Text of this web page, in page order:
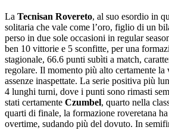
La Tecnisan Rovereto, al suo esordio in
solitaria che vale come l’oro, figlio di un
perso in due sole occasioni in regular
ben 10 vittorie e 5 sconfitte, per una
stagionale, 66.6 punti subìti a match,
regolare. Il momento più alto certamente
assenze inaspettate. La serie positiva più
4 lunghi turni, dove i punti sono rimasti
stati certamente Czumbel, quarto nella
quarti di finale, la formazione roveretana
overtime, sudando più del dovuto. In